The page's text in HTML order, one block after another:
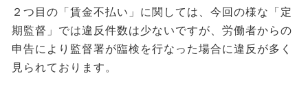
２つ目の「賃金不払い」に関しては、今回の様な「定
期監督」では違反件数は少ないですが、労働者からの
申告により監督署が臨検を行なった場合に違反が多く
見られております。